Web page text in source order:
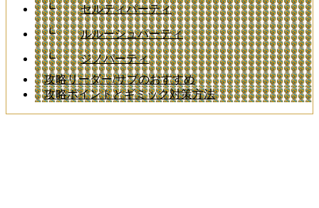
┗
セルティパーティ
┗ ルルーシュパーティ
┗
ジノパーティ
攻略リーダー/サブのおすすめ
攻略ポイントとギミック対策方法